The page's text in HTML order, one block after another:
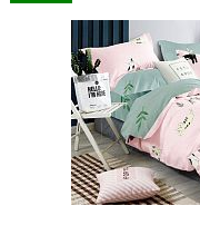
Купить в 1 клик
В избранное